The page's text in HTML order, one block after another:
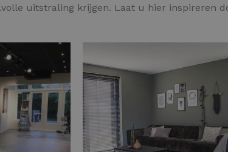
uitstraling krijgen. Laat u hier inspireren